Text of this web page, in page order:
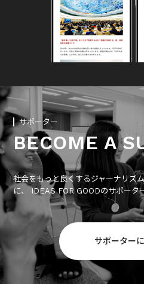
サポーター
BECOME A
社会をもっと良くするジャーナリズ
に、 IDEAS FOR GOODのサポータ
サポーター